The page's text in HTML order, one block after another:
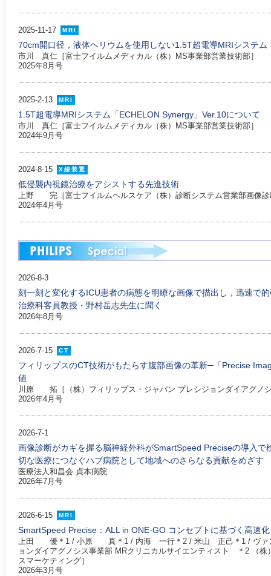
2025-11-17 MRI
70cm開口径，液体ヘリウムを使用しない1.5T超電導MRIシステ
市川 真仁［富士フイルムメディカル（株）MS事業部営業技術部］
2025年8月号
2025-2-13 MRI
1.5T超電導MRIシステム「ECHELON Synergy」Ver.10について
市川 真仁［富士フイルムメディカル（株）MS事業部営業技術部］
2024年9月号
2024-8-15 X線装置
低侵襲内視鏡治療をアシストする先進技術
上野 完［富士フイルムヘルスケア（株）診断システム営業部画像診
2024年4月号
2026-8-3
刻一刻と変化するICU患者の病態を明瞭な画像で描出し，迅速
治療科客員教授・野村岳志先生に聞く
2026年8月号
2026-7-15 CT
フィリップスのCT技術がもたらす腹部画像の革新─「Precise
値
川原 拓［（株）フィリップス・ジャパン プレシジョンダイアグノ
2026年4月号
2026-7-1
画像診断がカギを握る脳神経外科がSmartSpeed Preciseの導入
切な医療につなぐハブ病院として地域へのさらなる貢献をめざす
医療法人和昌会 貞本病院
2026年7月号
2026-6-15 MRI
SmartSpeed Precise：ALL in ONE-GO コンセプトに基づく高速
上田 優＊1 / 小原 真＊1 / 内海 一行＊2 / 米山 正己＊1 / ヴァン
ョンダイアグノシス事業部 MRクリニカルサイエンティスト ＊2 （
スマーケティング］
2026年3月号